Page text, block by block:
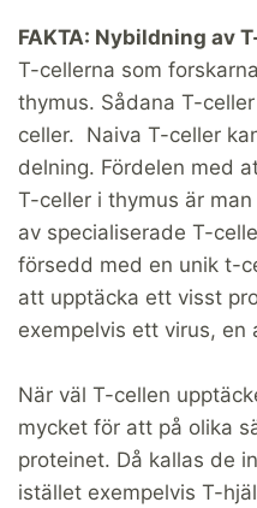
FAKTA: Nybildning av
T-cellerna som
thymus. Sådana T-
celler. Naiva T-celler
delning. Fördelen med
T-celler i thymus är
av specialiserade T-
försedd med en unik t-
att upptäcka ett visst
exempelvis ett virus, en
När väl T-cellen
mycket för att på olika
proteinet. Då kallas de
istället exempelvis T-